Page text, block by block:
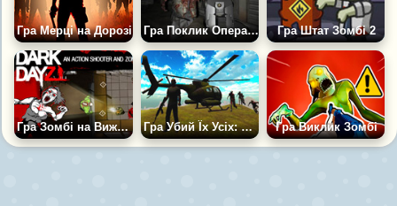
Гра Мерці на Дорозі Гра Поклик Операції 3: Зомбі Гра Штат Зомбі 2
Гра Зомбі на Виживання: Темні Дні Гра Убий Їх Усіх: Втеча з Острова Зомбі Гра Виклик Зомбі